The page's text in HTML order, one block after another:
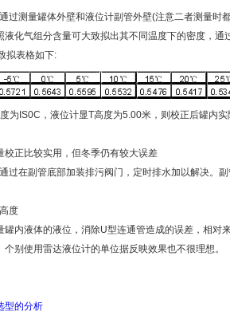
测量罐体外壁和液位计副管外壁(注意二者测量时
化气组分含量可大致拟出其不同温度下的密度，通
拟表格如下:
IS0C，液位计显T高度为5.00米，则校正后罐内实
正比较实用，但冬季仍有较大误差
在副管底部加装排污阀门，定时排水加以解决。副
度
液体的液位，消除U型连通管造成的误差，相对
别使用雷达液位计的单位据反映效果也不很理想。
型的分析